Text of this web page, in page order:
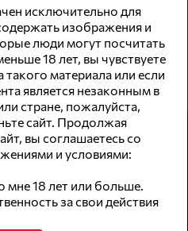
девушек в Беларуси
исключительно для
изображения и
люди могут посчитать
18 лет, вы чувствуете
материала или если
является незаконным в
стране, пожалуйста,
сайт. Продолжая
вы соглашаетесь со
и условиями:
18 лет или больше.
за свои действия